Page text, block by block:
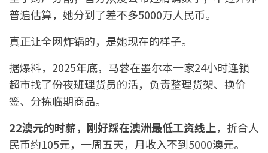
普遍估算，她分到了差不多5000万人民币。
真正让全网炸锅的，是她现在的样子。
据爆料，2025年底，马蓉在墨尔本一家24小时连锁
超市找了份夜班理货员的活，负责整理货架、换价
签、分拣临期商品。
22澳元的时薪，刚好踩在澳洲最低工资线上，折合人
民币约105元，一周五天，月收入不到5000澳元。